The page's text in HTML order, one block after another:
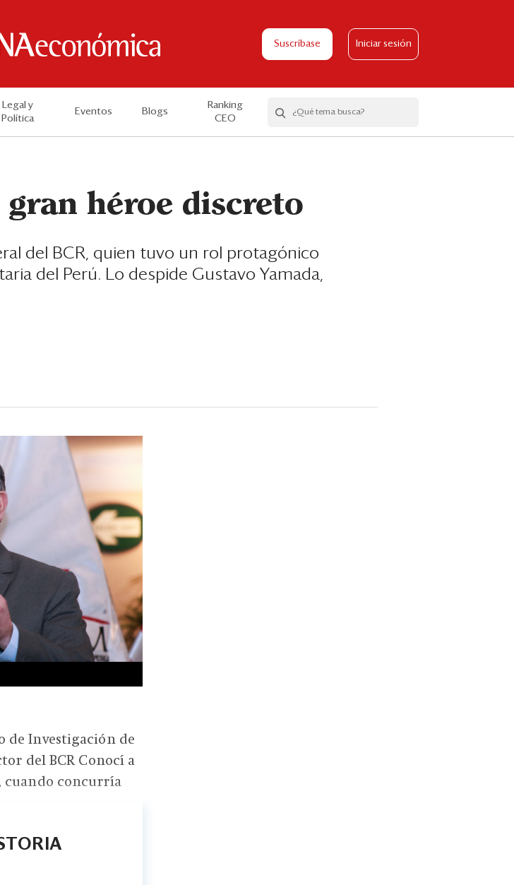
Suscríbase Iniciar sesión
Legal y
Política
Eventos Blogs
Ranking
CEO
gran héroe discreto
del BCR, quien tuvo un rol protagónico
del Perú. Lo despide Gustavo Yamada,
de Investigación de
del BCR Conocí a
cuando concurría